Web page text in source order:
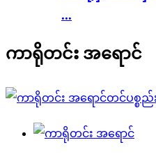
...
ကာရိုတင်း အရောင်